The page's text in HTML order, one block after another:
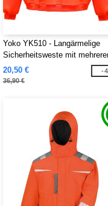
Yoko YK510 - Langärmelige
Sicherheitsweste mit
Taschen
20,50 €
36,90 €
-